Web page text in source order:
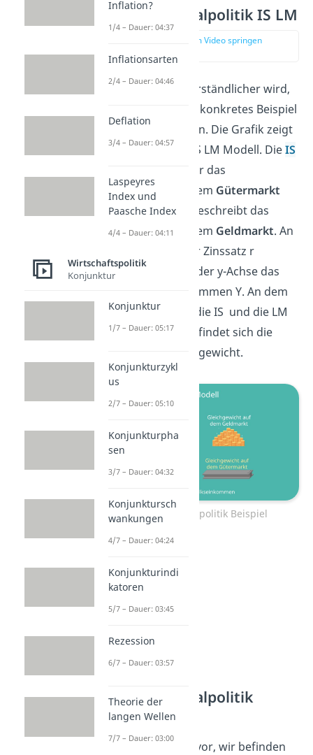
Expansive Fiskalpolitik IS LM
zur Stelle im Video springen
Damit das Ganze verständlicher wird,
schauen wir uns ein konkretes Beispiel
zum IS-LM-Modell
an. Die Grafik zeigt
das grundlegende IS LM Modell. DieIS
steht dabei für das
Gleichgewicht auf dem Gütermarkt
und dieLM Kurve
beschreibt das
Gleichgewicht auf dem Geldmarkt. An
der x-Achse wird der Zinssatz r
abgetragen und an der y-Achse das
gesamte Volkseinkommen Y. An dem
Punkt, an dem sich die IS und die LM
Kurve schneiden, befindet sich die
Wirtschaft im Gleichgewicht.
Expansive Fiskalpolitik Beispiel
Expansive Fiskalpolitik
Beispiel
Stellen wir uns nun vor, wir befinden
Inflation?
1/4 – Dauer: 04:37
Inflationsarten
2/4 – Dauer: 04:46
Deflation
3/4 – Dauer: 04:57
Laspeyres
Index und
Paasche Index
4/4 – Dauer: 04:11
Wirtschaftspolitik
Konjunktur
Konjunktur
1/7 – Dauer: 05:17
Konjunkturzykl
us
2/7 – Dauer: 05:10
Konjunkturpha
sen
3/7 – Dauer: 04:32
Konjunktursch
wankungen
4/7 – Dauer: 04:24
Konjunkturindi
katoren
5/7 – Dauer: 03:45
Rezession
6/7 – Dauer: 03:57
Theorie der
langen Wellen
7/7 – Dauer: 03:00